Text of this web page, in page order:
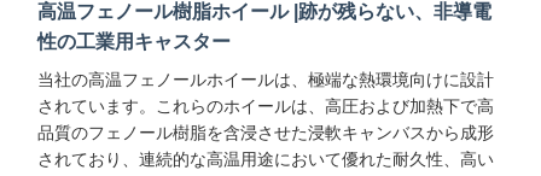
高温フェノール樹脂ホイール |跡が残らない、非導電
性の工業用キャスター
当社の高温フェノールホイールは、極端な熱環境向けに設計
されています。これらのホイールは、高圧および加熱下で高
品質のフェノール樹脂を含浸させた浸軟キャンバスから成形
されており、連続的な高温用途において優れた耐久性、高い